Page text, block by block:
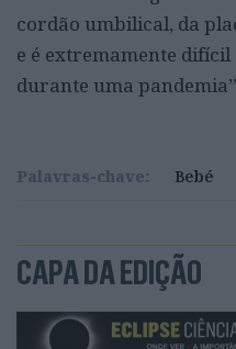
cordão umbilical, da
e é extremamente
durante uma
Palavras-chave: Bebé
CAPA DA EDIÇÃO